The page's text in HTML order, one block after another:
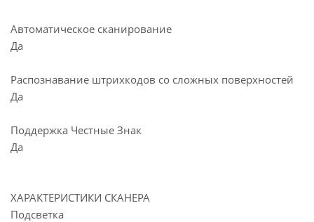
Автоматическое сканирование
Да
Распознавание штрихкодов со сложных поверхностей
Да
Поддержка Честные Знак
Да
ХАРАКТЕРИСТИКИ СКАНЕРА
Подсветка